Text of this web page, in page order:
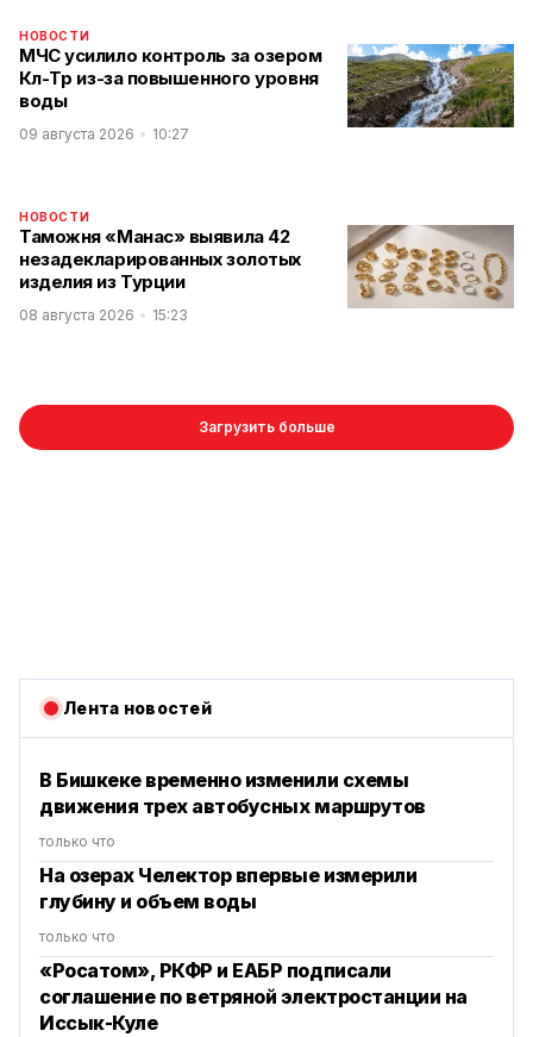
НОВОСТИ
МЧС усилило контроль за озером
Көл-Төр из-за повышенного уровня
воды
09 августа 2026 10:27
НОВОСТИ
Таможня «Манас» выявила 42
незадекларированных золотых
изделия из Турции
08 августа 2026 15:23
Загрузить больше
Лента новостей
В Бишкеке временно изменили схемы
движения трех автобусных маршрутов
только что
На озерах Челектор впервые измерили
глубину и объем воды
только что
«Росатом», РКФР и ЕАБР подписали
соглашение по ветряной электростанции на
Иссык-Куле